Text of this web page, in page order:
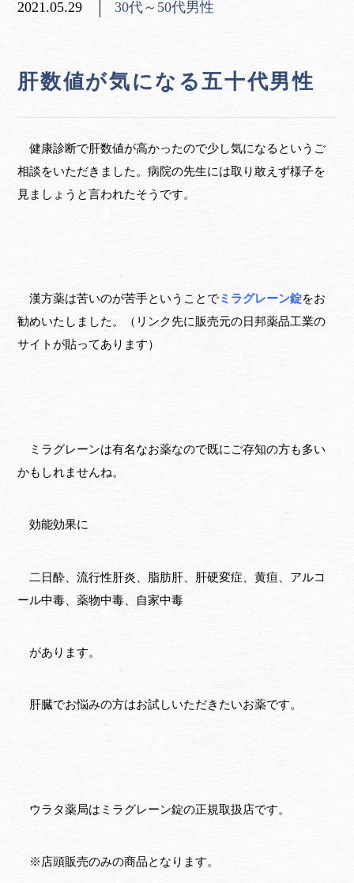
2021.05.29 30代～50代男性
肝数値が気になる五十代男性
健康診断で肝数値が高かったので少し気になるというご
相談をいただきました。病院の先生には取り敢えず様子を
見ましょうと言われたそうです。
漢方薬は苦いのが苦手ということでミラグレーン錠をお
勧めいたしました。（リンク先に販売元の日邦薬品工業の
サイトが貼ってあります）
ミラグレーンは有名なお薬なので既にご存知の方も多い
かもしれませんね。
効能効果に
二日酔、流行性肝炎、脂肪肝、肝硬変症、黄疸、アルコ
ール中毒、薬物中毒、自家中毒
があります。
肝臓でお悩みの方はお試しいただきたいお薬です。
ウラタ薬局はミラグレーン錠の正規取扱店です。
※店頭販売のみの商品となります。